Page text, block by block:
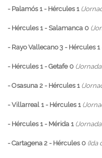
- Palamós 1 - Hércules 1
- Hércules 1 - Salamanca 0
- Rayo Vallecano 3 - Hércules 1
- Hércules 1 - Getafe 0
- Osasuna 2 - Hércules 1
- Villarreal 1 - Hércules 1
- Hércules 1 - Mérida 1
- Cartagena 2 - Hércules 0 (Ida